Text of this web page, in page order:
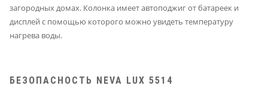
загородных домах. Колонка имеет автоподжиг от батареек и
дисплей с помощью которого можно увидеть температуру
нагрева воды.
БЕЗОПАСНОСТЬ NEVA LUX 5514